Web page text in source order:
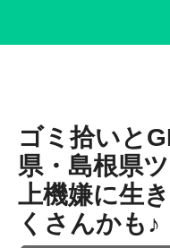
書籍・DVD
イベント・講演情報
履歴書
書籍・DVD
ゴミ拾いと
県・島根県
上機嫌に生
くさんかも♪